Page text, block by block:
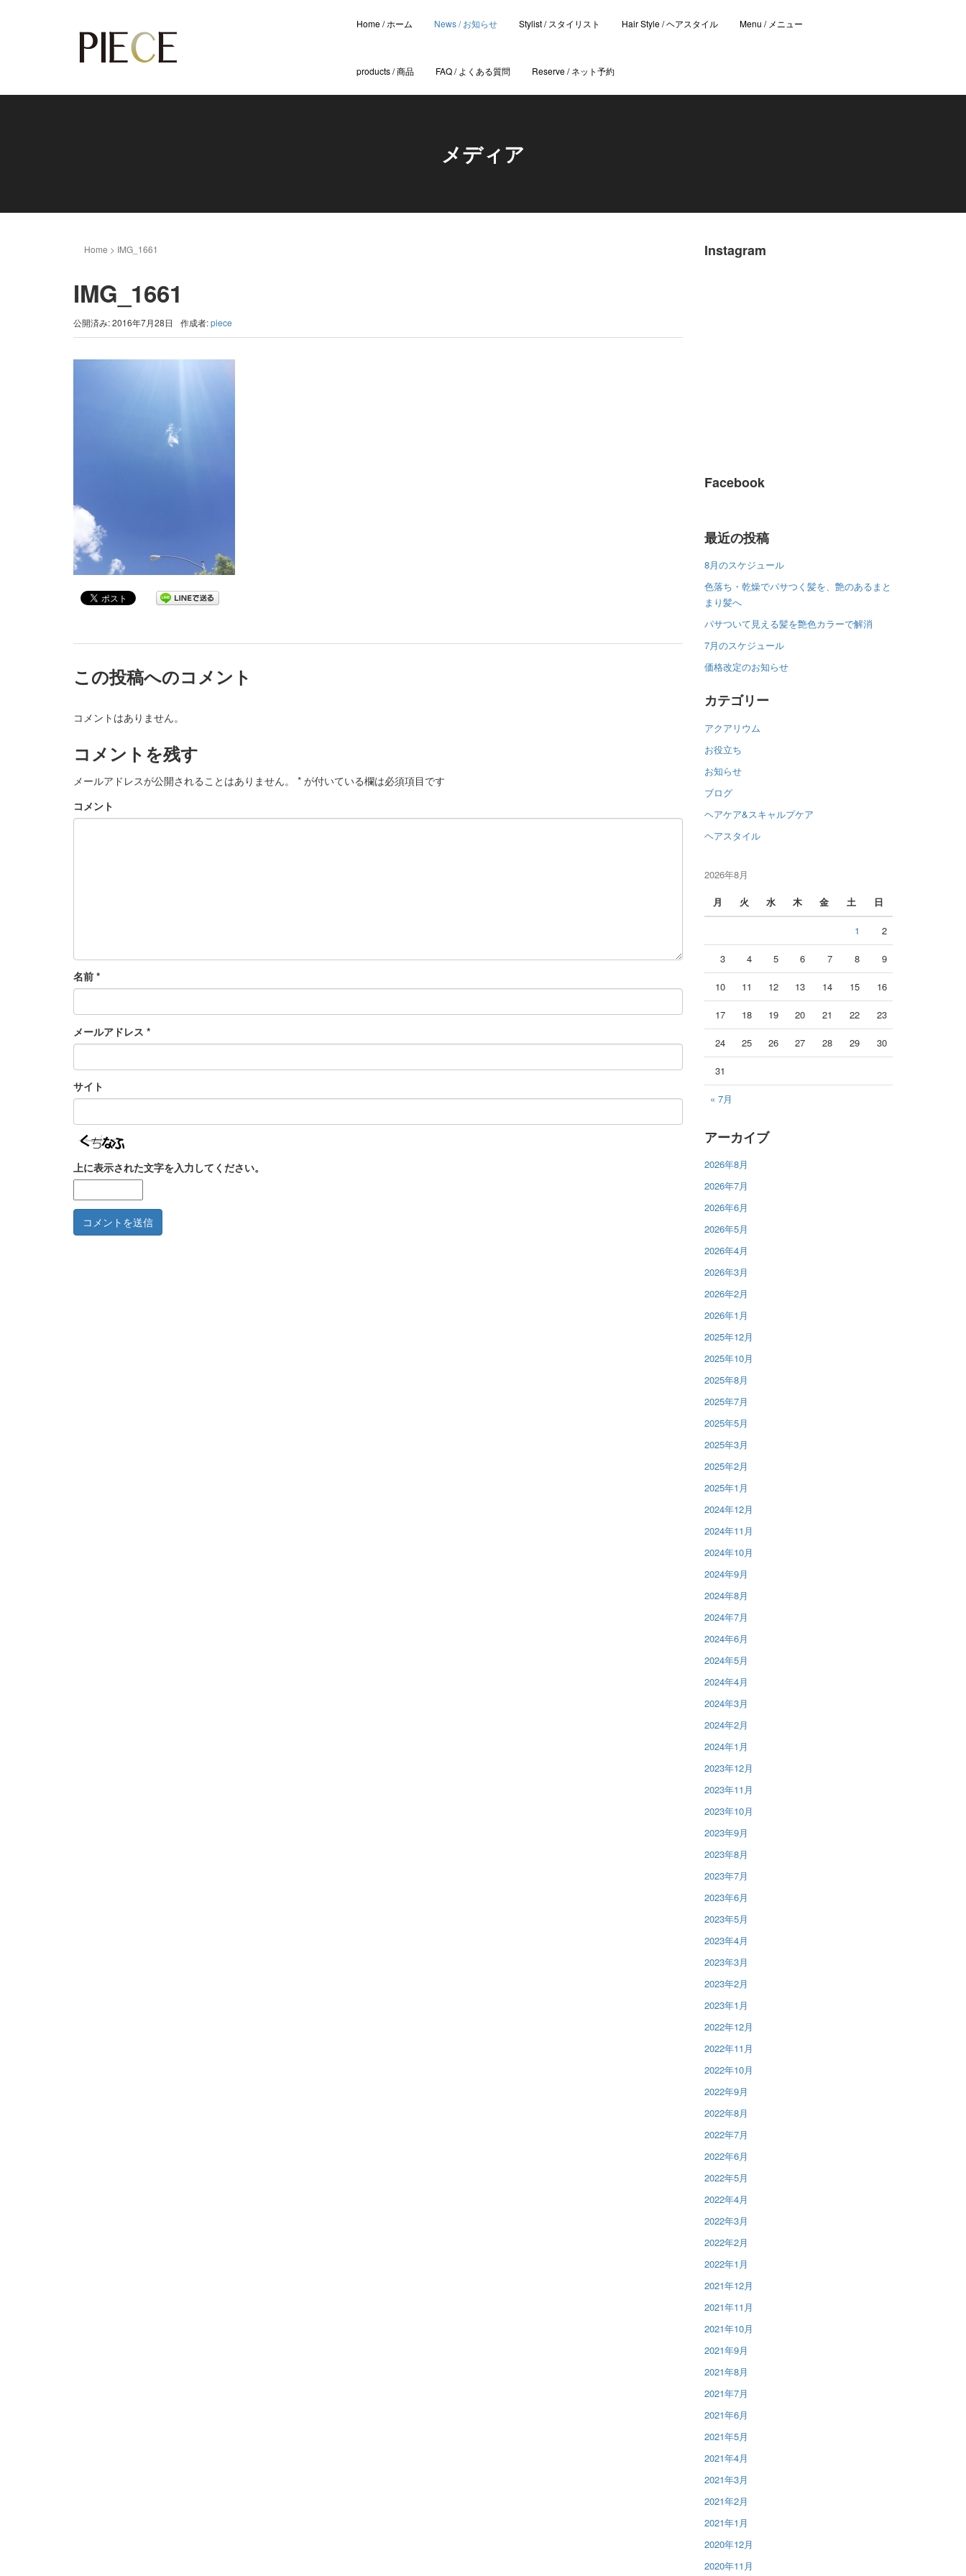
Home / ホーム News / お知らせ Stylist / スタイリスト Hair Style / ヘアスタイル Menu / メニュー
products / 商品 FAQ / よくある質問 Reserve / ネット予約
メディア
Home > IMG_1661
IMG_1661
公開済み: 2016年7月28日 作成者:piece
この投稿へのコメント
コメントはありません。
コメントを残す
メールアドレスが公開されることはありません。 * が付いている欄は必須項目です
コメント
名前 *
メールアドレス *
サイト
上に表示された文字を入力してください。
Instagram
Facebook
最近の投稿
8月のスケジュール
色落ち・乾燥でパサつく髪を、艶のあるまと
まり髪へ
パサついて見える髪を艶色カラーで解消
7月のスケジュール
価格改定のお知らせ
カテゴリー
アクアリウム
お役立ち
お知らせ
ブログ
ヘアケア&スキャルプケア
ヘアスタイル
2026年8月
月
火 水 木 金 土 日
« 7月
1 2
3 4 5 6 7 8 9
10 11 12 13 14 15 16
17 18 19 20 21 22 23
24 25 26 27 28 29 30
31
アーカイブ
2026年8月
2026年7月
2026年6月
2026年5月
2026年4月
2026年3月
2026年2月
2026年1月
2025年12月
2025年10月
2025年8月
2025年7月
2025年5月
2025年3月
2025年2月
2025年1月
2024年12月
2024年11月
2024年10月
2024年9月
2024年8月
2024年7月
2024年6月
2024年5月
2024年4月
2024年3月
2024年2月
2024年1月
2023年12月
2023年11月
2023年10月
2023年9月
2023年8月
2023年7月
2023年6月
2023年5月
2023年4月
2023年3月
2023年2月
2023年1月
2022年12月
2022年11月
2022年10月
2022年9月
2022年8月
2022年7月
2022年6月
2022年5月
2022年4月
2022年3月
2022年2月
2022年1月
2021年12月
2021年11月
2021年10月
2021年9月
2021年8月
2021年7月
2021年6月
2021年5月
2021年4月
2021年3月
2021年2月
2021年1月
2020年12月
2020年11月